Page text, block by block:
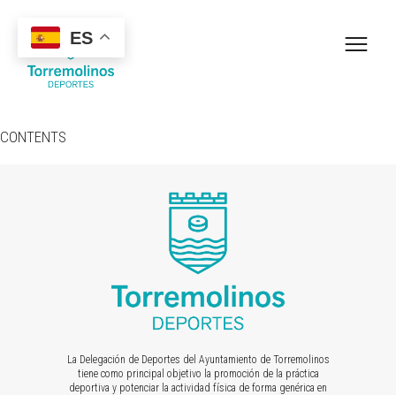
CONTENTS
La Delegación de Deportes del Ayuntamiento de Torremolinos
tiene como principal objetivo la promoción de la práctica
deportiva y potenciar la actividad física de forma genérica en
ES